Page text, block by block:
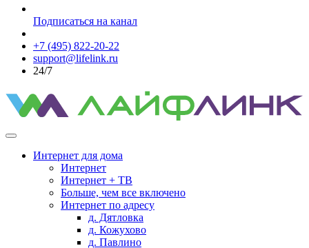
Подписаться на канал
+7 (495) 822-20-22
support@lifelink.ru
24/7
Интернет для дома
Интернет
Интернет + ТВ
Больше, чем все включено
Интернет по адресу
д. Дятловка
д. Кожухово
д. Павлино